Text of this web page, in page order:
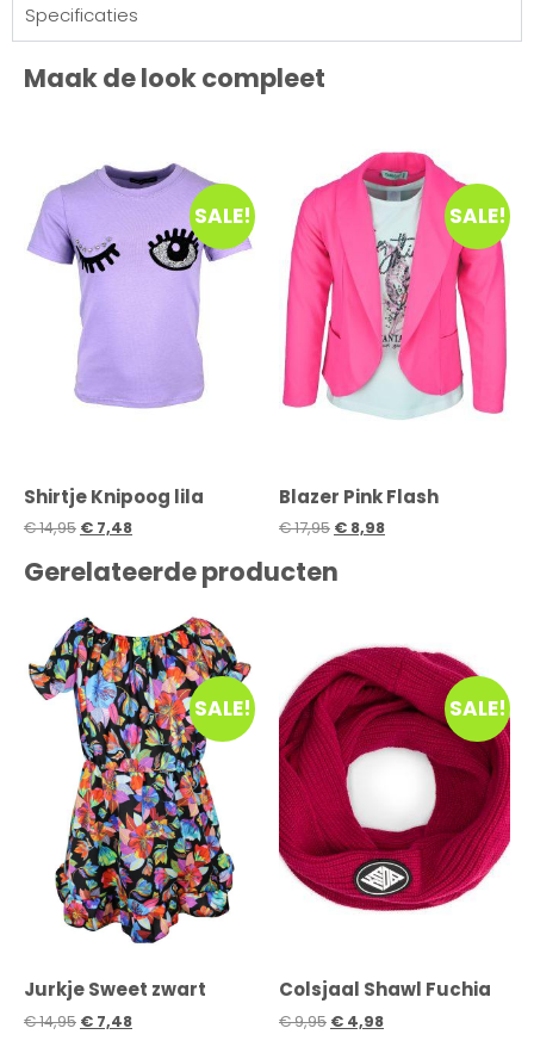
Specificaties
Maak de look compleet
SALE!
Shirtje Knipoog lila
€14,95 € 7,48
SALE!
Blazer Pink Flash
€17,95 € 8,98
Gerelateerde producten
SALE!
Jurkje Sweet zwart
€14,95 € 7,48
SALE!
Colsjaal Shawl Fuchia
€9,95 € 4,98